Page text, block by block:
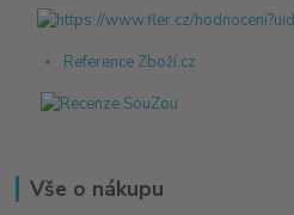
Reference Zboží.cz
Vše o nákupu